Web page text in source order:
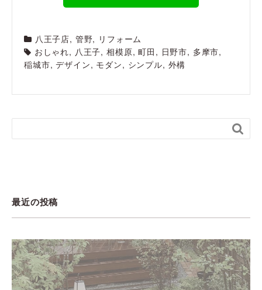
八王子店, 管野, リフォーム
おしゃれ, 八王子, 相模原,町田 , 日野市, 多摩市,
稲城市,デザイン, モダン, シンプル, 外構

最近の投稿